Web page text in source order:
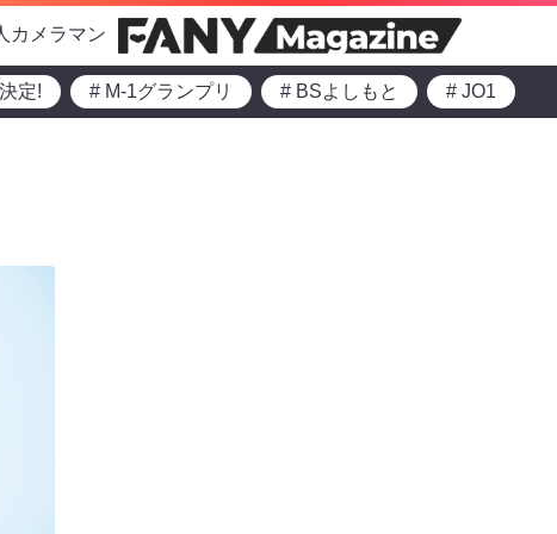
カメラマン
定! # M-1グランプリ # BSよしもと # JO1